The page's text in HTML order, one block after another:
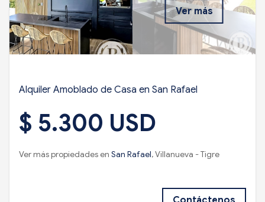
Ver más
Alquiler Amoblado de Casa en San Rafael
$ 5.300 USD
Ver más propiedades en San Rafael, Villanueva - Tigre